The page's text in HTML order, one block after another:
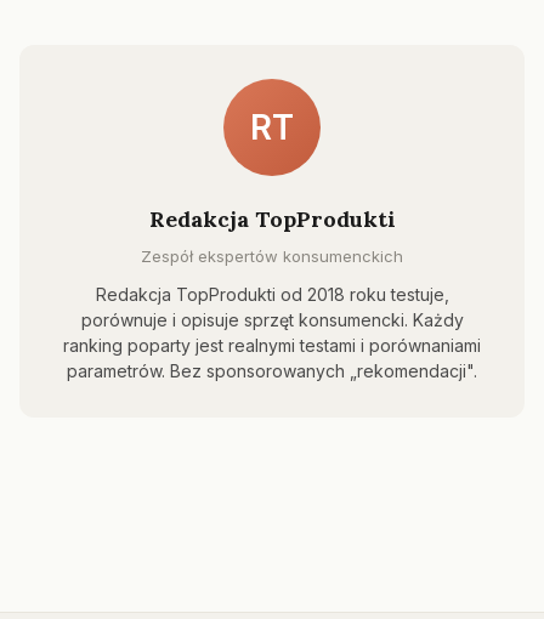
RT
Redakcja TopProdukti
Zespół ekspertów konsumenckich
Redakcja TopProdukti od 2018 roku testuje,
porównuje i opisuje sprzęt konsumencki. Każdy
ranking poparty jest realnymi testami i porównaniami
parametrów. Bez sponsorowanych „rekomendacji".